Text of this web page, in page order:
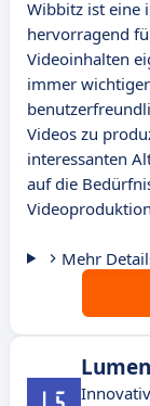
Wibbitz ist eine
hervorragend
Videoinhalten
immer
Videos zu
interessanten
auf die
Mehr